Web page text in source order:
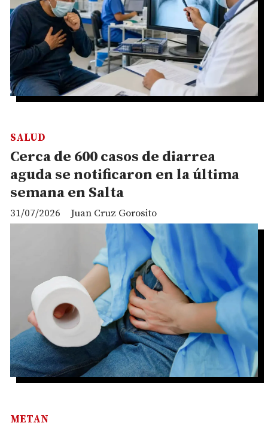
Cerca de 600 casos de diarrea
aguda se notificaron en la última
semana en Salta
Juan Cruz Gorosito
SALUD
31/07/2026
METAN